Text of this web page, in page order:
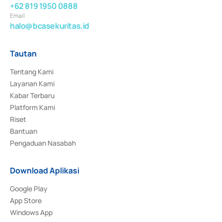
+62 819 1950 0888
Email
halo@bcasekuritas.id
Tautan
Tentang Kami
Layanan Kami
Kabar Terbaru
Platform Kami
Riset
Bantuan
Pengaduan Nasabah
Download Aplikasi
Google Play
App Store
Windows App